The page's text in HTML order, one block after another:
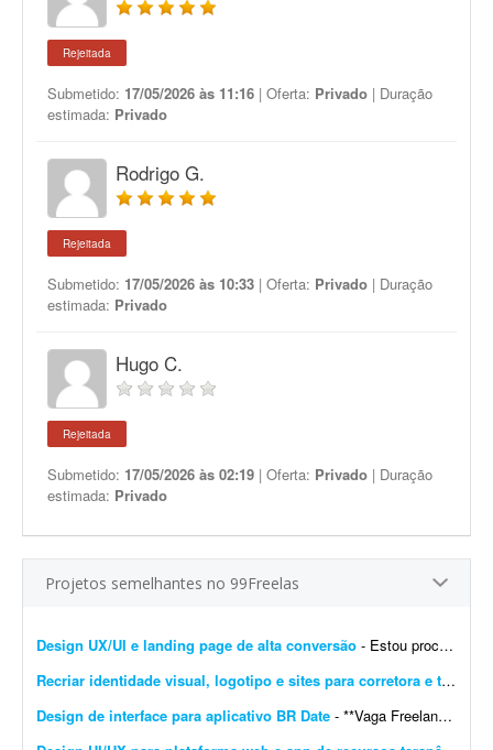
Rejeitada
Submetido: 17/05/2026 às 11:16 | Oferta: Privado | Duração
estimada: Privado
Rodrigo G.
Rejeitada
Submetido: 17/05/2026 às 10:33 | Oferta: Privado | Duração
estimada: Privado
Hugo C.
Rejeitada
Submetido: 17/05/2026 às 02:19 | Oferta: Privado | Duração
estimada: Privado
Projetos semelhantes no 99Freelas
Design UX/UI e landing page de alta conversão - Estou procurando um profissional freelancer especializado em UX/UI e landing pages para desenvolver a experiência e a interface completas do meu site. O objetivo é criar uma presen&cc...
Recriar identidade visual, logotipo e sites para corretora e transportadora
Design de interface para aplicativo BR Date - **Vaga Freelancer - Web Designer** Estamos em busca de um(a) **Web Designer Freelancer** criativo(a) e comprometido(a) para desenvolver layouts modernos e funcionais para projetos web. Projeto pa...